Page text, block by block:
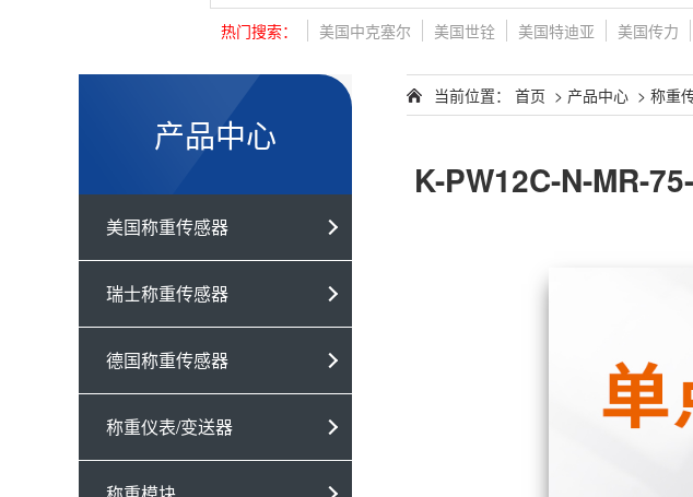
热门搜索： 美国中克塞尔 美国世铨 美国特迪亚 美国传力
产品中心
美国称重传感器
瑞士称重传感器
德国称重传感器
称重仪表/变送器
当前位置： 首页 > 产品中心 > 称重
K-PW12C-N-MR-